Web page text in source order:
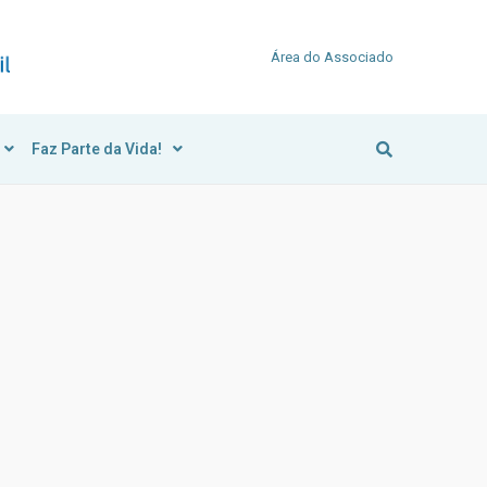
Área do Associado
Faz Parte da Vida!